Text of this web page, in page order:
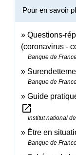
Pour en savoir
Questions-
(coronavirus -
Banque de
Banque de
Guide
open_in_new
Institut national
Être en
Banque de